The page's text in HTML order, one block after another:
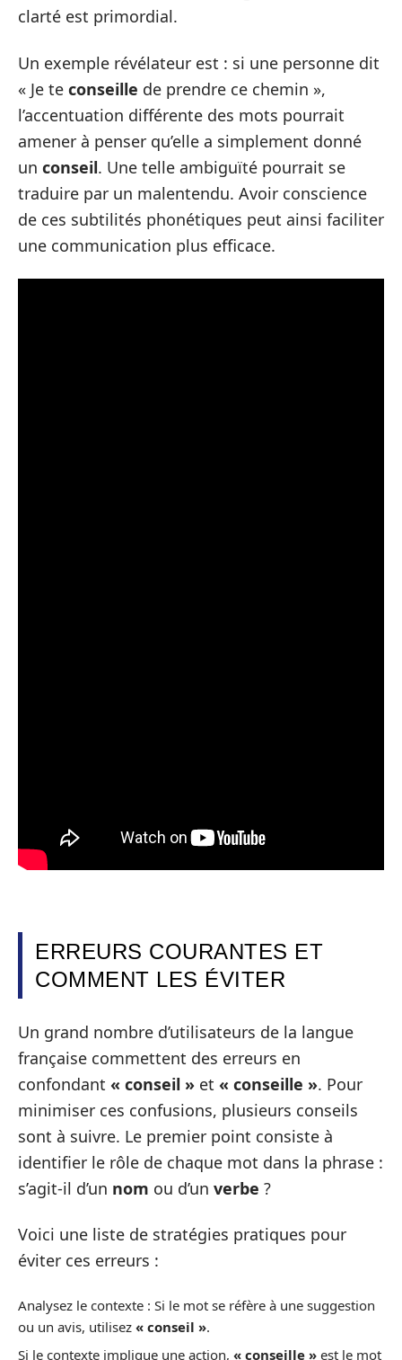
clarté est primordial.
Un exemple révélateur est : si une personne dit
« Je te conseille de prendre ce chemin »,
l’accentuation différente des mots pourrait
amener à penser qu’elle a simplement donné
un conseil. Une telle ambiguïté pourrait se
traduire par un malentendu. Avoir conscience
de ces subtilités phonétiques peut ainsi faciliter
une communication plus efficace.
ERREURS COURANTES ET
COMMENT LES ÉVITER
Un grand nombre d’utilisateurs de la langue
française commettent des erreurs en
confondant « conseil » et « conseille ». Pour
minimiser ces confusions, plusieurs conseils
sont à suivre. Le premier point consiste à
identifier le rôle de chaque mot dans la phrase :
s’agit-il d’un nom ou d’un verbe ?
Voici une liste de stratégies pratiques pour
éviter ces erreurs :
Analysez le contexte : Si le mot se réfère à une suggestion
ou un avis, utilisez « conseil ».
Si le contexte implique une action, « conseille » est le mot